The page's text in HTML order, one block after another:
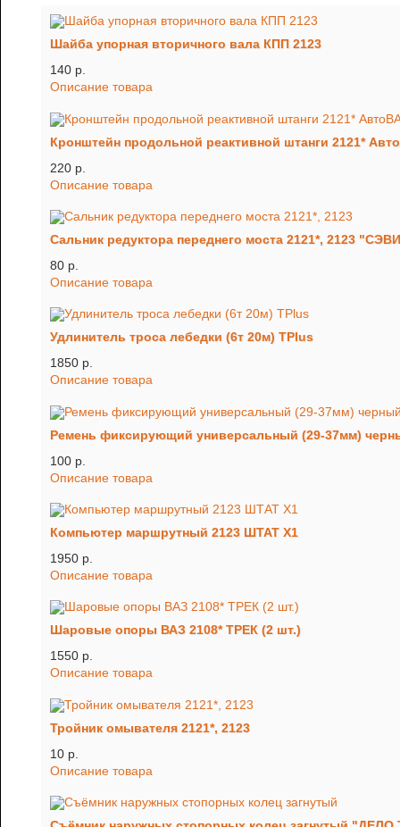
Шайба упорная вторичного вала КПП 2123
140 p.
Описание товара
Кронштейн продольной реактивной штанги 2121*
220 p.
Описание товара
Сальник редуктора переднего моста 2121*, 2123
80 p.
Описание товара
Удлинитель троса лебедки (6т 20м) TРlus
1850 p.
Описание товара
Ремень фиксирующий универсальный (29-37мм)
100 p.
Описание товара
Компьютер маршрутный 2123 ШТАТ Х1
1950 p.
Описание товара
Шаровые опоры ВАЗ 2108* ТРЕК (2 шт.)
1550 p.
Описание товара
Тройник омывателя 2121*, 2123
10 p.
Описание товара